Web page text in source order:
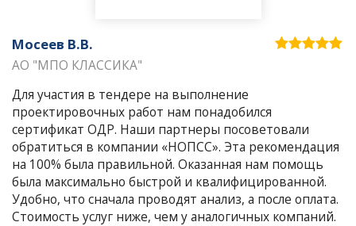
Мосеев В.В.
АО "МПО КЛАССИКА"
Для участия в тендере на выполнение
проектировочных работ нам понадобился
сертификат ОДР. Наши партнеры посоветовали
обратиться в компании «НОПСС». Эта рекомендация
на 100% была правильной. Оказанная нам помощь
была максимально быстрой и квалифицированной.
Удобно, что сначала проводят анализ, а после оплата.
Стоимость услуг ниже, чем у аналогичных компаний.